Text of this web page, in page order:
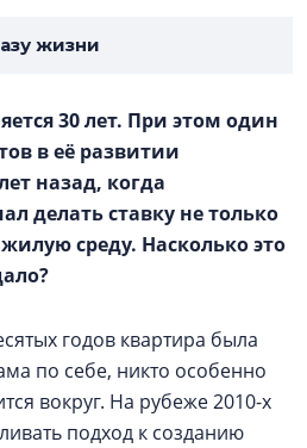
жизни
30 лет. При этом один
в её развитии
назад, когда
делать ставку не только
среду. Насколько это
годов квартира была
по себе, никто особенно
вокруг. На рубеже 2010-х
подход к созданию